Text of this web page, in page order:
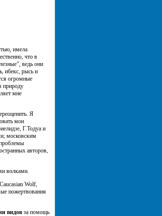
имела
что в
ведь они
ибекс, рысь и
огромные
природу
мне
Я
мои
Г.Тодуа и
московским
авторов,
волками.
Wolf,
пожертвования
видов за помощь